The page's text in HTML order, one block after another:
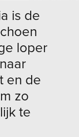
is de
loper
en de
zo
te